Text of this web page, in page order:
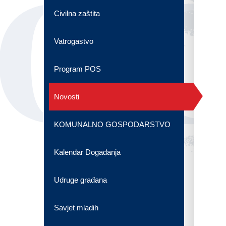
Civilna zaštita
Vatrogastvo
Program POS
Novosti
KOMUNALNO GOSPODARSTVO
Kalendar Događanja
Udruge građana
Savjet mladih